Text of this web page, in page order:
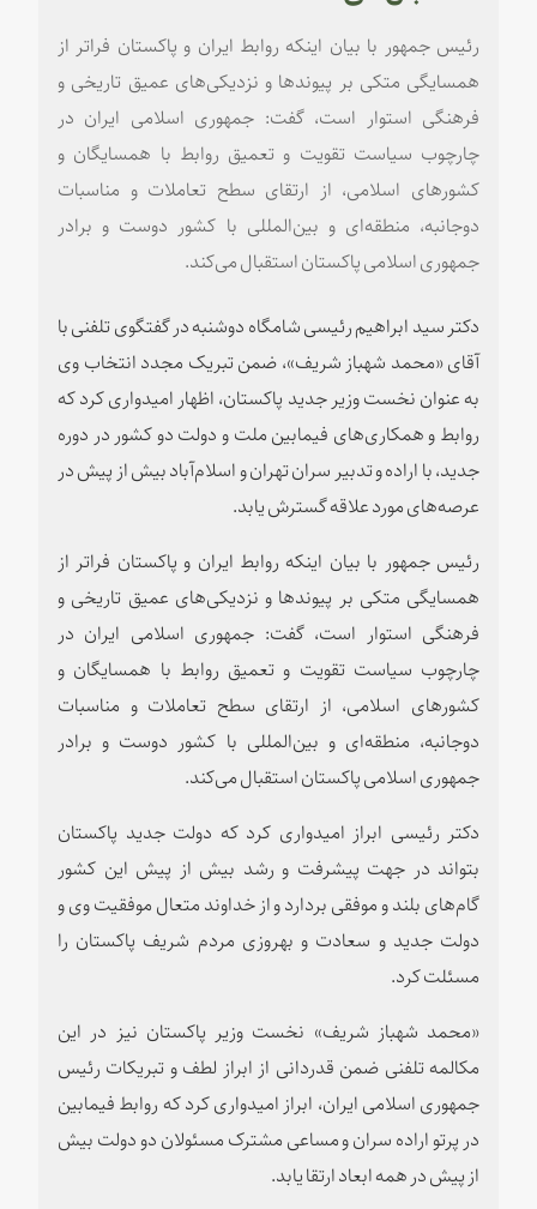
رئیس جمهور با بیان اینکه روابط ایران و پاکستان فراتر از
همسایگی متکی بر پیوندها و نزدیکی‌های عمیق تاریخی و
فرهنگی استوار است، گفت: جمهوری اسلامی ایران در
چارچوب سیاست تقویت و تعمیق روابط با همسایگان و
کشورهای اسلامی، از ارتقای سطح تعاملات و مناسبات
دوجانبه، منطقه‌ای و بین‌المللی با کشور دوست و برادر
جمهوری اسلامی پاکستان استقبال می‌کند.
دکتر سید ابراهیم رئیسی شامگاه دوشنبه در گفتگوی تلفنی با
آقای «محمد شهباز شریف»، ضمن تبریک مجدد انتخاب وی
به عنوان نخست وزیر جدید پاکستان، اظهار امیدواری کرد که
روابط و همکاری‌های فیمابین ملت و دولت دو کشور در دوره
جدید، با اراده و تدبیر سران تهران و اسلام‌آباد بیش از پیش در
عرصه‌های مورد علاقه گسترش یابد.
رئیس جمهور با بیان اینکه روابط ایران و پاکستان فراتر از
همسایگی متکی بر پیوندها و نزدیکی‌های عمیق تاریخی و
فرهنگی استوار است، گفت: جمهوری اسلامی ایران در
چارچوب سیاست تقویت و تعمیق روابط با همسایگان و
کشورهای اسلامی، از ارتقای سطح تعاملات و مناسبات
دوجانبه، منطقه‌ای و بین‌المللی با کشور دوست و برادر
جمهوری اسلامی پاکستان استقبال می‌کند.
دکتر رئیسی ابراز امیدواری کرد که دولت جدید پاکستان
بتواند در جهت پیشرفت و رشد بیش از پیش این کشور
گام‌های بلند و موفقی بردارد و از خداوند متعال موفقیت وی و
دولت جدید و سعادت و بهروزی مردم شریف پاکستان را
مسئلت کرد.
«محمد شهباز شریف» نخست وزیر پاکستان نیز در این
مکالمه تلفنی ضمن قدردانی از ابراز لطف و تبریکات رئیس
جمهوری اسلامی ایران، ابراز امیدواری کرد که روابط فیمابین
در پرتو اراده سران و مساعی مشترک مسئولان دو دولت بیش
از پیش در همه ابعاد ارتقا یابد.